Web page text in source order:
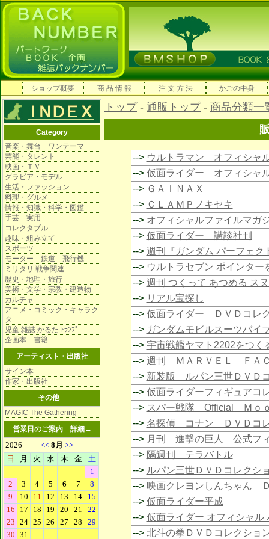
ショップ概要 商 品 情 報 注 文 方 法 かごの中身
Category
音楽・舞台 ワンテーマ
芸能・タレント
映画・ＴＶ
グラビア・モデル
生活・ファッション
料理・グルメ
情報・知識・科学・図鑑
手芸 実用
コレクタブル
趣味・組み立て
スポーツ
モーター 鉄道 飛行機
ミリタリ 戦争関連
歴史・地理・旅行
美術・文学・宗教・建造物
カルチャ
アニメ・コミック・キャラク
タ
児童 雑誌 かるた ﾄﾗﾝﾌﾟ
企画本 書籍
アーティスト・出版社
サイン本
作家・出版社
その他
MAGIC The Gathering
営業日のご案内 詳細→
トップ- 通販トップ- 商品分類一
--> ウルトラマン オフィシ
--> 仮面ライダー オフィシ
--> ＧＡＩＮＡＸ
--> ＣＬＡＭＰノキセキ
--> オフィシャルファイルマ
--> 仮面ライダー 講談社刊
--> 週刊『ガンダム パーフェク
--> ウルトラセブン ポインター
--> 週刊 つくって あつめる ス
--> リアル宝探し
--> 仮面ライダー ＤＶＤコレ
--> ガンダムモビルスーツバイ
--> 宇宙戦艦ヤマト2202をつく
--> 週刊 ＭＡＲＶＥＬ ＦＡ
--> 新装版 ルパン三世ＤＶＤ
--> 仮面ライダーフィギュアコ
--> スパー戦隊 Official Ｍｏ
--> 名探偵 コナン ＤＶＤコ
--> 月刊 進撃の巨人 公式フ
--> 隔週刊 テラバトル
--> ルパン三世ＤＶＤコレクシ
--> 映画クレヨンしんちゃん
--> 仮面ライダー平成
--> 仮面ライダー オフィシャル
--> 北斗の拳ＤＶＤコレクショ